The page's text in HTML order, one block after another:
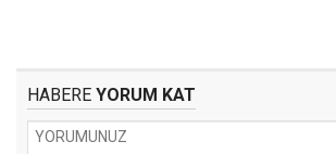
HABERE YORUM KAT